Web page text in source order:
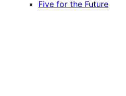
Five for the Future